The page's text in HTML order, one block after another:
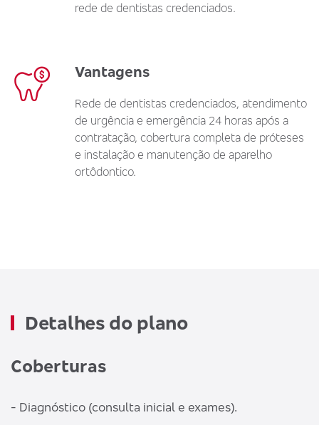
rede de dentistas credenciados.
Vantagens
Rede de dentistas credenciados, atendimento
de urgência e emergência 24 horas após a
contratação, cobertura completa de próteses
e instalação e manutenção de aparelho
ortôdontico.
Detalhes do plano
Coberturas
- Diagnóstico (consulta inicial e exames).